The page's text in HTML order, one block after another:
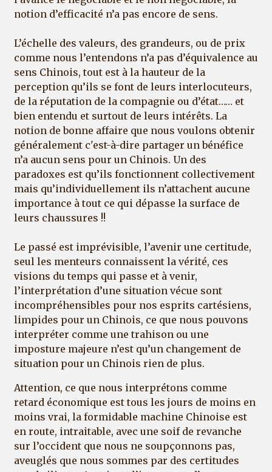
notion d’efficacité n’a pas encore de sens.
L’échelle des valeurs, des grandeurs, ou de prix
comme nous l’entendons n’a pas d’équivalence au
sens Chinois, tout est à la hauteur de la
perception qu’ils se font de leurs interlocuteurs,
de la réputation de la compagnie ou d’état…… et
bien entendu et surtout de leurs intérêts. La
notion de bonne affaire que nous voulons obtenir
généralement c'est-à-dire partager un bénéfice
n’a aucun sens pour un Chinois. Un des
paradoxes est qu’ils fonctionnent collectivement
mais qu’individuellement ils n’attachent aucune
importance à tout ce qui dépasse la surface de
leurs chaussures !!
Le passé est imprévisible, l’avenir une certitude,
seul les menteurs connaissent la vérité, ces
visions du temps qui passe et à venir,
l’interprétation d’une situation vécue sont
incompréhensibles pour nos esprits cartésiens,
limpides pour un Chinois, ce que nous pouvons
interpréter comme une trahison ou une
imposture majeure n’est qu’un changement de
situation pour un Chinois rien de plus.
Attention, ce que nous interprétons comme
retard économique est tous les jours de moins en
moins vrai, la formidable machine Chinoise est
en route, intraitable, avec une soif de revanche
sur l’occident que nous ne soupçonnons pas,
aveuglés que nous sommes par des certitudes